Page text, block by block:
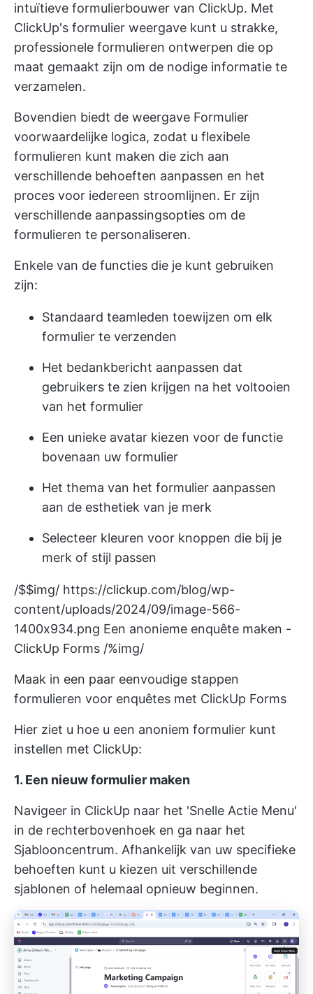
intuïtieve formulierbouwer van ClickUp. Met
ClickUp's formulier weergave kunt u strakke,
professionele formulieren ontwerpen die op
maat gemaakt zijn om de nodige informatie te
verzamelen.
Bovendien biedt de weergave Formulier
voorwaardelijke logica, zodat u flexibele
formulieren kunt maken die zich aan
verschillende behoeften aanpassen en het
proces voor iedereen stroomlijnen. Er zijn
verschillende aanpassingsopties om de
formulieren te personaliseren.
Enkele van de functies die je kunt gebruiken
zijn:
Standaard teamleden toewijzen om elk
formulier te verzenden
Het bedankbericht aanpassen dat
gebruikers te zien krijgen na het voltooien
van het formulier
Een unieke avatar kiezen voor de functie
bovenaan uw formulier
Het thema van het formulier aanpassen
aan de esthetiek van je merk
Selecteer kleuren voor knoppen die bij je
merk of stijl passen
/$$img/ https://clickup.com/blog/wp-
content/uploads/2024/09/image-566-
1400x934.png Een anonieme enquête maken -
ClickUp Forms /%img/
Maak in een paar eenvoudige stappen
formulieren voor enquêtes met ClickUp Forms
Hier ziet u hoe u een anoniem formulier kunt
instellen met ClickUp:
1. Een nieuw formulier maken
Navigeer in ClickUp naar het 'Snelle Actie Menu'
in de rechterbovenhoek en ga naar het
Sjablooncentrum. Afhankelijk van uw specifieke
behoeften kunt u kiezen uit verschillende
sjablonen of helemaal opnieuw beginnen.